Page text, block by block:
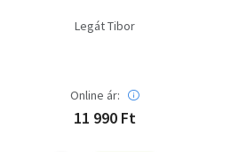
Legát Tibor
Online ár:
11 990 Ft